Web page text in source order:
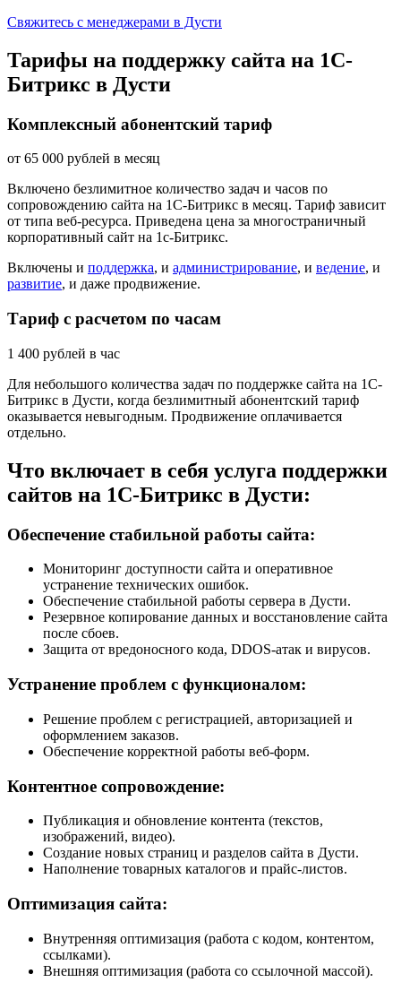
Свяжитесь с менеджерами в Дусти
Тарифы на поддержку сайта на 1С-
Битрикс в Дусти
Комплексный абонентский тариф
от 65 000 рублей в месяц
Включено безлимитное количество задач и часов по
сопровождению сайта на 1С-Битрикс в месяц. Тариф зависит
от типа веб-ресурса. Приведена цена за многостраничный
корпоративный сайт на 1с-Битрикс.
Включены и поддержка, и администрирование, и ведение, и
развитие, и даже продвижение.
Тариф с расчетом по часам
1 400 рублей в час
Для небольшого количества задач по поддержке сайта на 1С-
Битрикс в Дусти, когда безлимитный абонентский тариф
оказывается невыгодным. Продвижение оплачивается
отдельно.
Что включает в себя услуга поддержки
сайтов на 1С-Битрикс в Дусти:
Обеспечение стабильной работы сайта:
Мониторинг доступности сайта и оперативное
устранение технических ошибок.
Обеспечение стабильной работы сервера в Дусти.
Резервное копирование данных и восстановление сайта
после сбоев.
Защита от вредоносного кода, DDOS-атак и вирусов.
Устранение проблем с функционалом:
Решение проблем с регистрацией, авторизацией и
оформлением заказов.
Обеспечение корректной работы веб-форм.
Контентное сопровождение:
Публикация и обновление контента (текстов,
изображений, видео).
Создание новых страниц и разделов сайта в Дусти.
Наполнение товарных каталогов и прайс-листов.
Оптимизация сайта:
Внутренняя оптимизация (работа с кодом, контентом,
ссылками).
Внешняя оптимизация (работа со ссылочной массой).